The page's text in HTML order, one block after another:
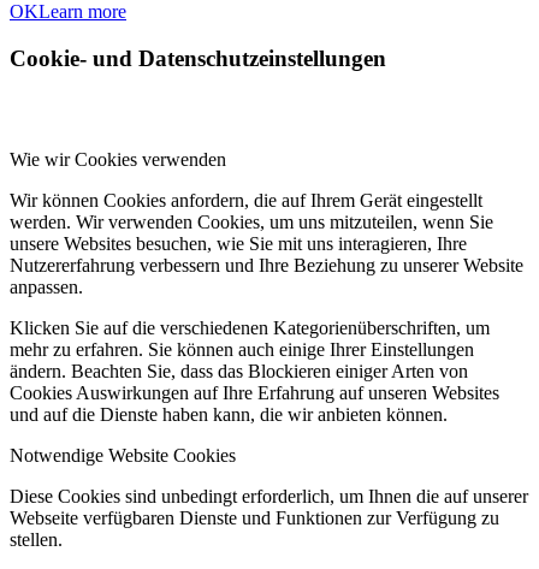
OKLearn more
Cookie- und Datenschutzeinstellungen
Wie wir Cookies verwenden
Wir können Cookies anfordern, die auf Ihrem Gerät eingestellt
werden. Wir verwenden Cookies, um uns mitzuteilen, wenn Sie
unsere Websites besuchen, wie Sie mit uns interagieren, Ihre
Nutzererfahrung verbessern und Ihre Beziehung zu unserer Website
anpassen.
Klicken Sie auf die verschiedenen Kategorienüberschriften, um
mehr zu erfahren. Sie können auch einige Ihrer Einstellungen
ändern. Beachten Sie, dass das Blockieren einiger Arten von
Cookies Auswirkungen auf Ihre Erfahrung auf unseren Websites
und auf die Dienste haben kann, die wir anbieten können.
Notwendige Website Cookies
Diese Cookies sind unbedingt erforderlich, um Ihnen die auf unserer
Webseite verfügbaren Dienste und Funktionen zur Verfügung zu
stellen.